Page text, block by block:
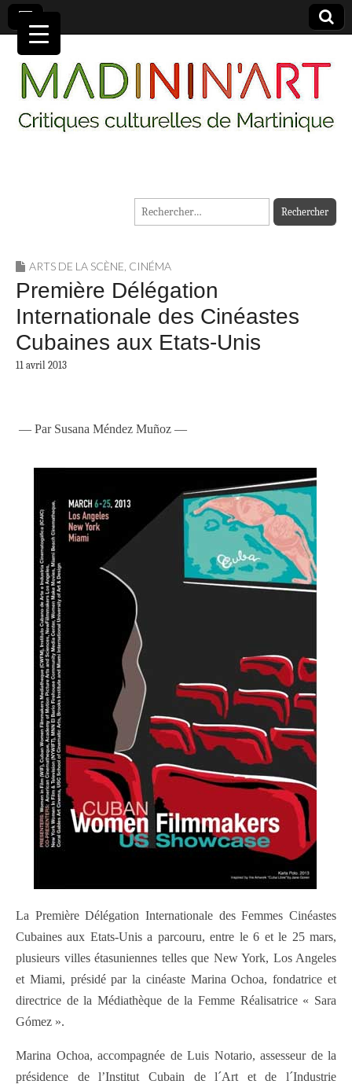
MADININ'ART
Rechercher :
ARTS DE LA SCÈNE, CINÉMA
Première Délégation
Internationale des Cinéastes
Cubaines aux Etats-Unis
11 avril 2013
— Par Susana Méndez Muñoz —
La Première Délégation Internationale des Femmes Cinéastes
Cubaines aux Etats-Unis a parcouru, entre le 6 et le 25 mars,
plusieurs villes étasuniennes telles que New York, Los Angeles
et Miami, présidé par la cinéaste Marina Ochoa, fondatrice et
directrice de la Médiathèque de la Femme Réalisatrice « Sara
Gómez ».
Marina Ochoa, accompagnée de Luis Notario, assesseur de la
présidence de l’Institut Cubain de l´Art et de l´Industrie